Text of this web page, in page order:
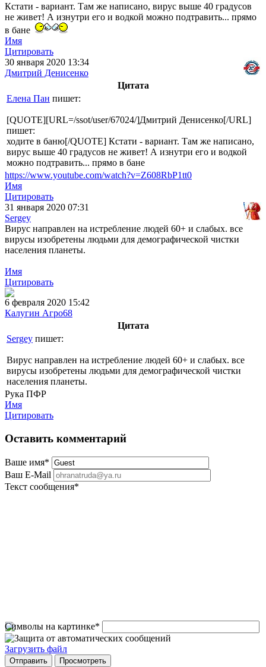
Кстати - вариант. Там же написано, вирус выше 40 градусов
не живет! А изнутри его и водкой можно подтравить... прямо
в бане
Имя
Цитировать
30 января 2020 13:34
Дмитрий Денисенко
Цитата
Елена Пан пишет:
[QUOTE][URL=/ssot/user/67024/]Дмитрий Денисенко[/URL]
пишет:
ходите в баню[/QUOTE] Кстати - вариант. Там же написано,
вирус выше 40 градусов не живет! А изнутри его и водкой
можно подтравить... прямо в бане
https://www.youtube.com/watch?v=Z608RbP1tt0
Имя
Цитировать
31 января 2020 07:31
Sergey
Вирус направлен на истребление людей 60+ и слабых. все
вирусы изобретены людьми для демографической чистки
населения планеты.
Имя
Цитировать
6 февраля 2020 15:42
Калугин Агро68
Цитата
Sergey пишет:
Вирус направлен на истребление людей 60+ и слабых. все
вирусы изобретены людьми для демографической чистки
населения планеты.
Рука ПФР
Имя
Цитировать
Оставить комментарий
Ваше имя*
Ваш E-Mail
Текст сообщения*
Символы на картинке*
Загрузить файл